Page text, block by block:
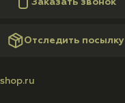
Заказать звонок
Отследить посылку